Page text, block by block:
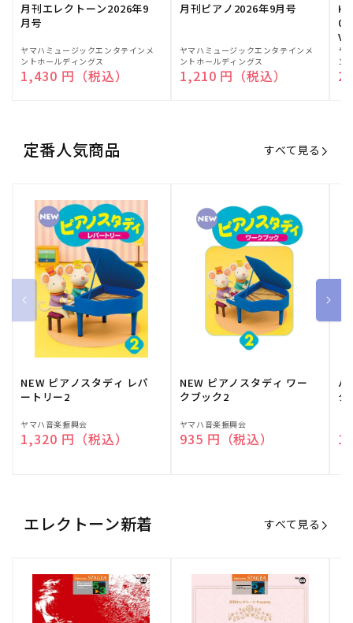
月刊エレクトーン2026年9
月号
販
売
元:
ヤマハミュージックエンタテインメ
ントホールディングス
通常価格
1,430 円（税込）
月刊ピアノ2026年9月号
販
売
元:
ヤマハミュージックエンタテインメ
ントホールディングス
通常価格
1,210 円（税込）
販
売
元:
ヤ
ン
定番人気商品 すべて見る
NEW ピアノスタディ レパ
ートリー2
販
売
ヤマハ音楽振興会
通常価格
1,320 円（税込）
NEW ピアノスタディ ワー
クブック2
販
売
ヤマハ音楽振興会
通常価格
935 円（税込）
バ
ク
売
エレクトーン新着 すべて見る